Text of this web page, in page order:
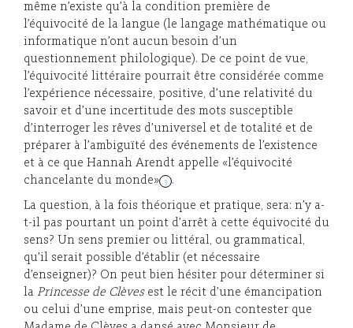
même n’existe qu’à la condition première de
l’équivocité de la langue (le langage mathématique ou
informatique n’ont aucun besoin d’un
questionnement philologique). De ce point de vue,
l’équivocité littéraire pourrait être considérée comme
l’expérience nécessaire, positive, d’une relativité du
savoir et d’une incertitude des mots susceptible
d’interroger les rêves d’universel et de totalité et de
préparer à l’ambiguïté des événements de l’existence
et à ce que Hannah Arendt appelle «l’équivocité
chancelante du monde»
3
.
La question, à la fois théorique et pratique, sera: n’y a-
t-il pas pourtant un point d’arrêt à cette équivocité du
sens? Un sens premier ou littéral, ou grammatical,
qu’il serait possible d’établir (et nécessaire
d’enseigner)? On peut bien hésiter pour déterminer si
la Princesse de Clèvesest le récit d’une émancipation
ou celui d’une emprise, mais peut-on contester que